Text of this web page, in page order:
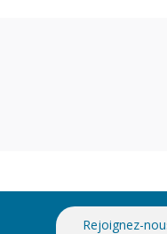
Rejoignez-